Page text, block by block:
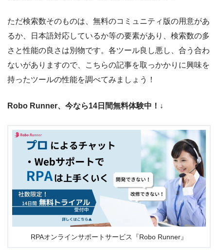
ただ検索数そのものは、無料のコミュニティ版の用意があ
るか、日本語対応しているか等の要素があり、検索数の多
さと性能の良さは別物です。各ツール良し悪し、合う合わ
ないがありますので、こちらの記事を取っかかりに興味を
持ったツールの性能を調べてみましょう！
Robo Runner、今なら14日間無料体験中！↓
RPAオンラインサポートサービス『Robo Runner』